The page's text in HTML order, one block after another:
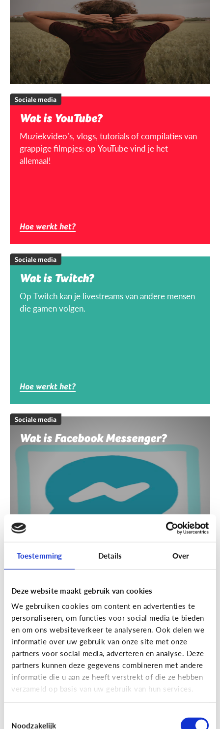
Toestemming Details Over
Deze website maakt gebruik van cookies
We gebruiken cookies om content en advertenties te
personaliseren, om functies voor social media te bieden
en om ons websiteverkeer te analyseren. Ook delen we
informatie over uw gebruik van onze site met onze
partners voor social media, adverteren en analyse. Deze
partners kunnen deze gegevens combineren met andere
informatie die u aan ze heeft verstrekt of die ze hebben
verzameld op basis van uw gebruik van hun services.
Noodzakelijk
Sociale media
Wat is YouTube?
Muziekvideo’s, vlogs, tutorials of compilaties van
grappige filmpjes: op YouTube vind je het
allemaal!
Hoe werkt het?
Sociale media
Wat is Twitch?
Op Twitch kan je livestreams van andere mensen
die gamen volgen.
Hoe werkt het?
Sociale media
Wat is Facebook Messenger?
Wat is Discord?